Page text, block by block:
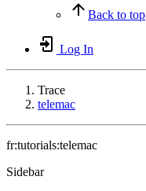
Back to top
Log In
Trace
telemac
fr:tutorials:telemac
Sidebar